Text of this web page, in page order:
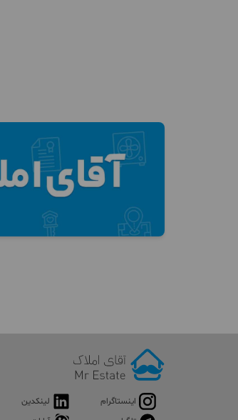
اینستاگرام لینکدین